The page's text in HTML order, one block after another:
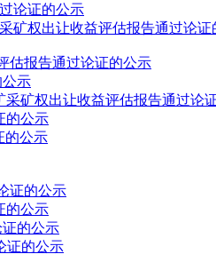
论证的公示
矿权出让收益评估报告通过论证
估报告通过论证的公示
示
采矿权出让收益评估报告通过论
的公示
的公示
证的公示
的公示
的公示
证的公示